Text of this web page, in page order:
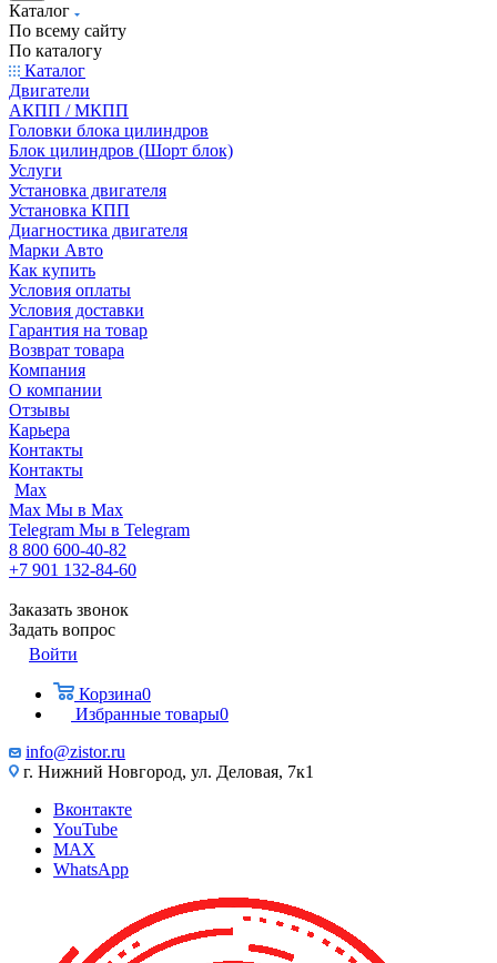
Каталог
По всему сайту
По каталогу
Каталог
Двигатели
АКПП / МКПП
Головки блока цилиндров
Блок цилиндров (Шорт блок)
Услуги
Установка двигателя
Установка КПП
Диагностика двигателя
Марки Авто
Как купить
Условия оплаты
Условия доставки
Гарантия на товар
Возврат товара
Компания
О компании
Отзывы
Карьера
Контакты
Контакты
Max
Max Мы в Max
Telegram Мы в Telegram
8 800 600-40-82
+7 901 132-84-60
Заказать звонок
Задать вопрос
Войти
Корзина0
Избранные товары0
info@zistor.ru
г. Нижний Новгород, ул. Деловая, 7к1
Вконтакте
YouTube
MAX
WhatsApp